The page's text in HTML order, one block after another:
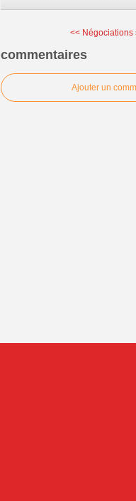
<< Négociations
commentaires
Ajouter un